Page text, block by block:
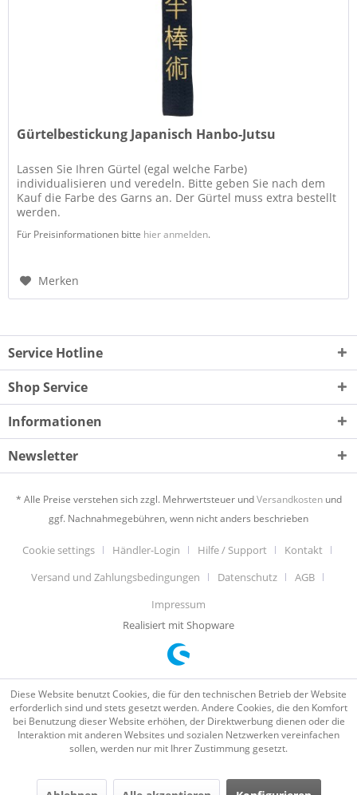
Gürtelbestickung Japanisch Hanbo-Jutsu
Lassen Sie Ihren Gürtel (egal welche Farbe)
individualisieren und veredeln. Bitte geben Sie nach dem
Kauf die Farbe des Garns an. Der Gürtel muss extra bestellt
werden.
Für Preisinformationen bitte hier anmelden.
Merken
Service Hotline
Shop Service
Informationen
Newsletter
* Alle Preise verstehen sich zzgl. Mehrwertsteuer undVersandkostenund
ggf. Nachnahmegebühren, wenn nicht anders beschrieben
Cookie settings Händler-Login Hilfe / Support
Kontakt
Versand und Zahlungsbedingungen
Datenschutz
AGB
Impressum
Realisiert mit Shopware
Diese Website benutzt Cookies, die für den technischen Betrieb der Website
erforderlich sind und stets gesetzt werden. Andere Cookies, die den Komfort
bei Benutzung dieser Website erhöhen, der Direktwerbung dienen oder die
Interaktion mit anderen Websites und sozialen Netzwerken vereinfachen
sollen, werden nur mit Ihrer Zustimmung gesetzt.